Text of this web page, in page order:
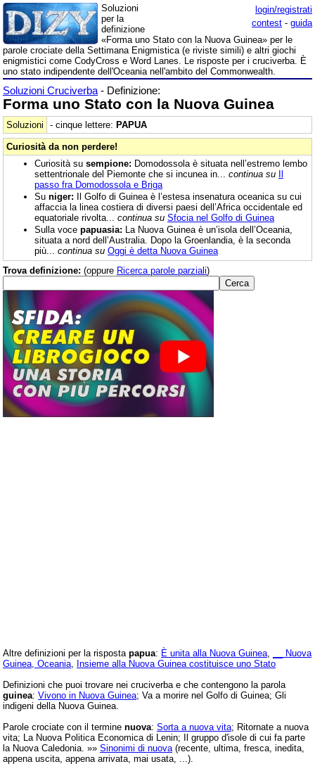
login/registrati
contest - guida
Soluzioni
per la
definizione
«Forma uno Stato con la Nuova Guinea» per le
parole crociate della Settimana Enigmistica (e riviste simili) e altri giochi
enigmistici come CodyCross e Word Lanes. Le risposte per i cruciverba. È
uno stato indipendente dell'Oceania nell'ambito del Commonwealth.
Soluzioni Cruciverba - Definizione:
Forma uno Stato con la Nuova Guinea
Soluzioni - cinque lettere: PAPUA
Curiosità da non perdere!
Curiosità su sempione: Domodossola è situata nell’estremo lembo
settentrionale del Piemonte che si incunea in... continua su Il
passo fra Domodossola e Briga
Su niger: Il Golfo di Guinea è l’estesa insenatura oceanica su cui
affaccia la linea costiera di diversi paesi dell’Africa occidentale ed
equatoriale rivolta... continua su Sfocia nel Golfo di Guinea
Sulla voce papuasia: La Nuova Guinea è un’isola dell’Oceania,
situata a nord dell’Australia. Dopo la Groenlandia, è la seconda
più... continua su Oggi è detta Nuova Guinea
Trova definizione: (oppure Ricerca parole parziali)
Altre definizioni per la risposta papua: È unita alla Nuova Guinea
__ Nuova
Guinea, Oceania Insieme alla Nuova Guinea costituisce uno Stato
Definizioni che puoi trovare nei cruciverba e che contengono la parola
guinea: Vivono in Nuova Guinea; Va a morire nel Golfo di Guinea; Gli
indigeni della Nuova Guinea.
Parole crociate con il termine nuova: Sorta a nuova vita; Ritornate a nuova
vita; La Nuova Politica Economica di Lenin; Il gruppo d'isole di cui fa parte
la Nuova Caledonia. »» Sinonimi di nuova (recente, ultima, fresca, inedita,
appena uscita, appena arrivata, mai usata, ...).